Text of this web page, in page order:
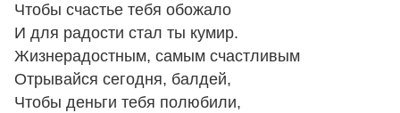
Чтобы счастье тебя обожало
И для радости стал ты кумир.
Жизнерадостным, самым счастливым
Отрывайся сегодня, балдей,
Чтобы деньги тебя полюбили,